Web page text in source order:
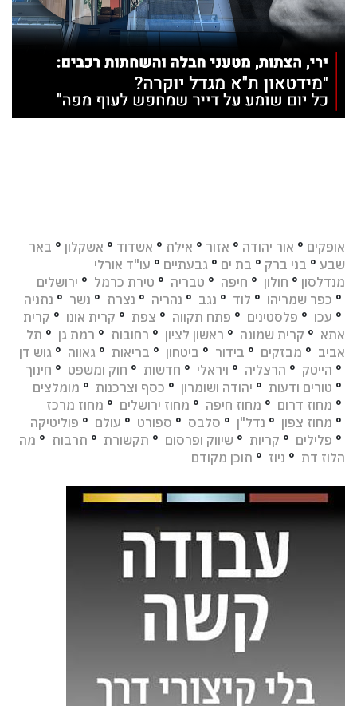
אופקים ° אור יהודה ° אזור ° אילת ° אשדוד ° אשקלון ° באר
שבע ° בני ברק ° בת ים ° גבעתיים ° עו"ד אורלי
מנדלסון ° חולון ° חיפה ° טבריה ° טירת כרמל ° ירושלים
° כפר שמריהו ° לוד ° נגב ° נהריה ° נצרת ° נשר ° נתניה
° עכו ° פלסטינים ° פתח תקווה ° צפת ° קרית אונו ° קרית
אתא ° קרית שמונה ° ראשון לציון ° רחובות ° רמת גן ° תל
אביב ° מבזקים ° בידור ° ביטחון ° בריאות ° גאווה ° גוש דן
° הייטק ° הרצליה ° ויראלי ° חדשות ° חוק ומשפט ° חינוך
° טורים ודעות ° יהודה ושומרון ° כסף וצרכנות ° מומלצים
° מחוז דרום ° מחוז חיפה ° מחוז ירושלים ° מחוז מרכז
° מחוז צפון ° נדל"ן ° סלבס ° ספורט ° עולם ° פוליטיקה
° פלילים ° קריות ° שיווק ופרסום ° תקשורת ° תרבות ° מה
הלוז דת ° ניוז ° תוכן מקודם